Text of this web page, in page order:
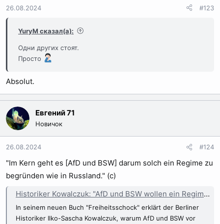
26.08.2024 #123
YuryM сказал(а):
Одни других стоят.
Просто
Absolut.
Евгений 71
Новичок
26.08.2024 #124
"Im Kern geht es [AfD und BSW] darum solch ein Regime zu
begründen wie in Russland." (с)
Historiker Kowalczuk: "AfD und BSW wollen ein Regime wie in Russland" | MDR.DE
In seinem neuen Buch "Freiheitsschock" erklärt der Berliner
Historiker Ilko-Sascha Kowalczuk, warum AfD und BSW vor